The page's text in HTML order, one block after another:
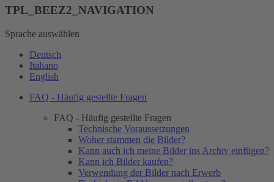
TPL_BEEZ2_NAVIGATION
Sprache auswählen
Deutsch
Italiano
English
FAQ - Häufig gestellte Fragen
FAQ - Häufig gestellte Fragen
Technische Voraussetzungen
Woher stammen die Bilder?
Kann auch ich meine Bilder ins Archiv einfügen?
Kann ich Bilder kaufen?
Verwendung der Bilder nach Erwerb